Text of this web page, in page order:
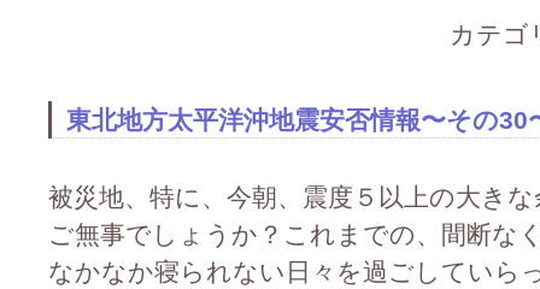
カテゴ
東北地方太平洋沖地震安否情報〜その30
被災地、特に、今朝、震度５以上の大き
ご無事でしょうか？これまでの、間断な
なかなか寝られない日々を過ごしていら